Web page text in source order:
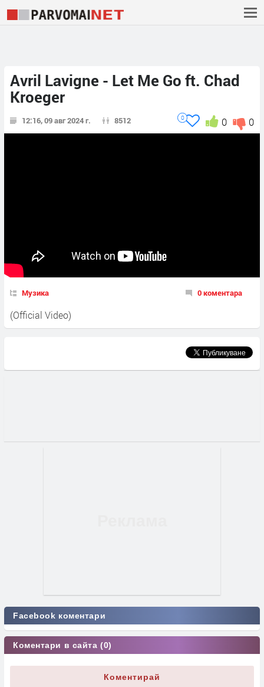
Avril Lavigne - Let Me Go ft. Chad
Kroeger
12:16, 09 авг 2024 г. 8512 0
0
0
Музика 0 коментара
(Official Video)
Facebook коментари
Коментари в сайта (0)
Коментирай